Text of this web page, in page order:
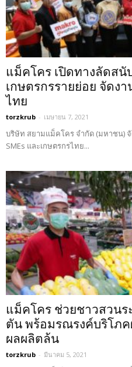
แม็คโคร เปิดทางลัดสนั
เกษตรกรรายย่อย จัดง
ไทย
torzkrub - เมษายน 7, 2021
บริษัท สยามแม็คโคร จำกัด (มหาชน)
SMEs และเกษตรกรไทย...
แม็คโคร ช่วยชาวสวนร
ตัน พร้อมรณรงค์บริโภ
ผลผลิตล้น
torzkrub - มีนาคม 5, 2021